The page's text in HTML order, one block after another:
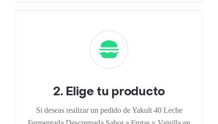
2. Elige tu producto
Si deseas realizar un pedido de Yakult 40 Leche